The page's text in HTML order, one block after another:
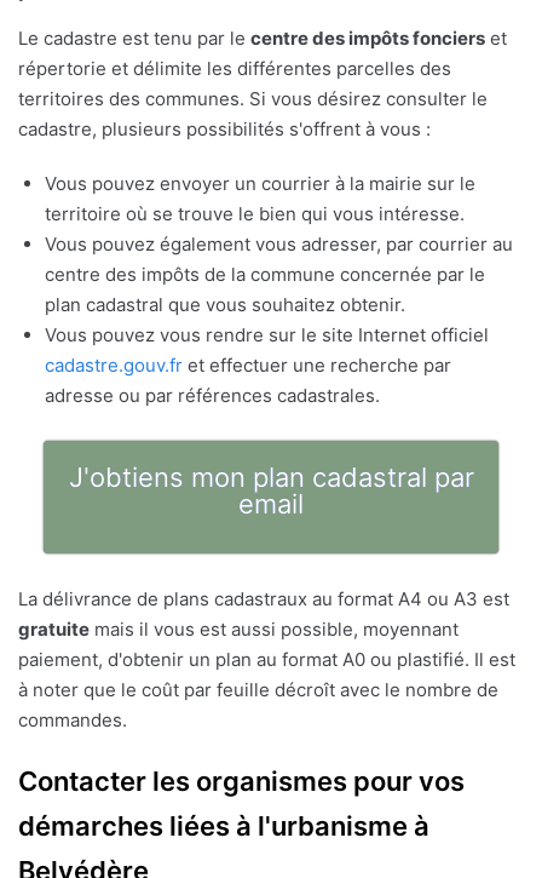
Le cadastre est tenu par le centre des impôts fonciers et
répertorie et délimite les différentes parcelles des
territoires des communes. Si vous désirez consulter le
cadastre, plusieurs possibilités s'offrent à vous :
Vous pouvez envoyer un courrier à la mairie sur le
territoire où se trouve le bien qui vous intéresse.
Vous pouvez également vous adresser, par courrier au
centre des impôts de la commune concernée par le
plan cadastral que vous souhaitez obtenir.
Vous pouvez vous rendre sur le site Internet officiel
cadastre.gouv.fr et effectuer une recherche par
adresse ou par références cadastrales.
J'obtiens mon plan cadastral par
email
La délivrance de plans cadastraux au format A4 ou A3 est
gratuite mais il vous est aussi possible, moyennant
paiement, d'obtenir un plan au format A0 ou plastifié. Il est
à noter que le coût par feuille décroît avec le nombre de
commandes.
Contacter les organismes pour vos
démarches liées à l'urbanisme à
Belvédère